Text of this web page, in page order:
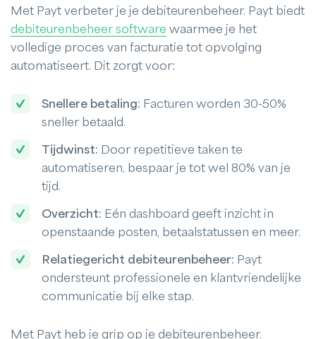
Met Payt verbeter je je debiteurenbeheer. Payt biedt
debiteurenbeheer software waarmee je het
volledige proces van facturatie tot opvolging
automatiseert. Dit zorgt voor:
Snellere betaling: Facturen worden 30-50%
sneller betaald.
Tijdwinst: Door repetitieve taken te
automatiseren, bespaar je tot wel 80% van je
tijd.
Overzicht: Eén dashboard geeft inzicht in
openstaande posten, betaalstatussen en meer.
Relatiegericht debiteurenbeheer: Payt
ondersteunt professionele en klantvriendelijke
communicatie bij elke stap.
Met Payt heb je grip op je debiteurenbeheer.